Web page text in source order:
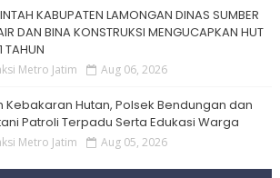
KABUPATEN LAMONGAN DINAS SUMBER
DAN BINA KONSTRUKSI MENGUCAPKAN HUT
TAHUN
Metro Jatim Aug 06, 2026
Kebakaran Hutan, Polsek Bendungan dan
Patroli Terpadu Serta Edukasi Warga
Metro Jatim Aug 05, 2026